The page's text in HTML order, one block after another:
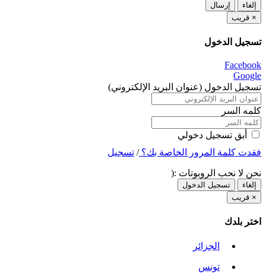
إلغاء
إرسال
× قريب
تسجيل الدخول
Facebook
Google
تسجيل الدخول (عنوان البريد الإلكتروني)
كلمه السر
أبق تسجيل دخولي
فقدت كلمة المرور الخاصة بك؟/ تسجيل
نحن لا نحب الروبوتات :(
إلغاء
تسجيل الدخول
× قريب
اختر بلدك
الجزائر
تونس